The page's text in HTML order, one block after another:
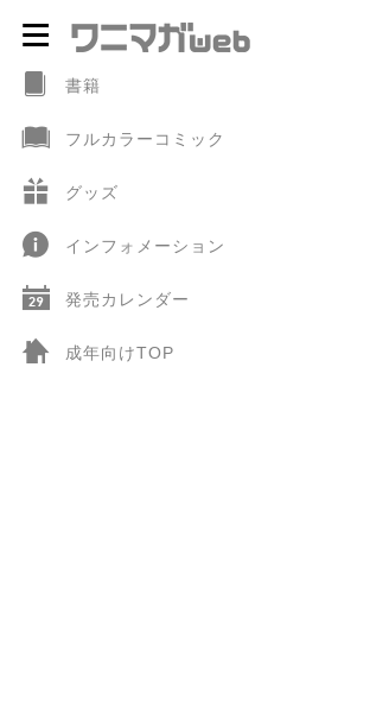
ナ
ー
シ
ン
へ
ス
キ
コ
ン
ツ
ス
キ
ッ
プ
書籍
フルカラーコミック
グッズ
インフォメーション
発売カレンダー
成年向けTOP